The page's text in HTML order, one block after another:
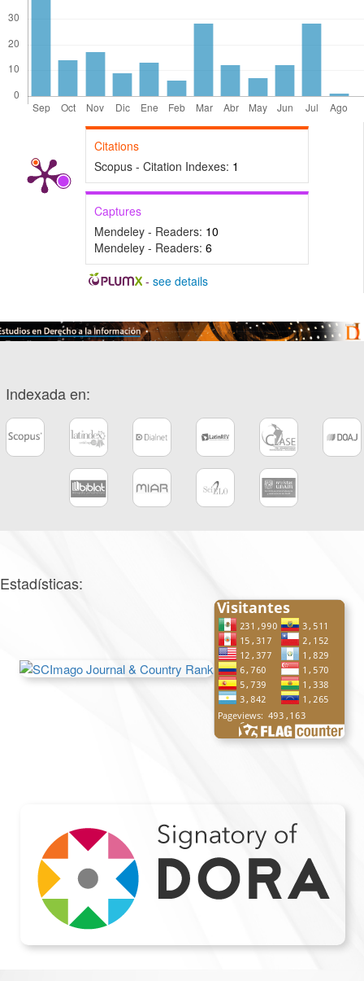
Citations
Scopus - Citation Indexes: 1
Captures
Mendeley - Readers: 10
Mendeley - Readers: 6
- see details
Indexada en:
Estadísticas: